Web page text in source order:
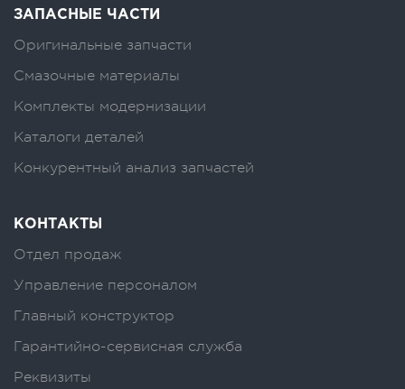
ЗАПАСНЫЕ ЧАСТИ
Оригинальные запчасти
Смазочные материалы
Комплекты модернизации
Каталоги деталей
Конкурентный анализ запчастей
КОНТАКТЫ
Отдел продаж
Управление персоналом
Главный конструктор
Гарантийно-сервисная служба
Реквизиты